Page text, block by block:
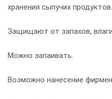
хранения сыпучих продуктов.
Защищают от запахов,
Можно запаивать.
Возможно нанесение